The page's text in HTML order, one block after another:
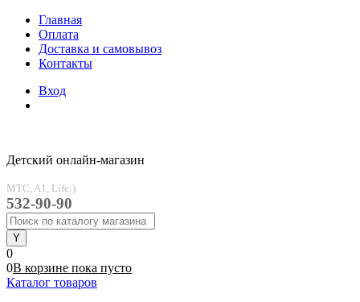
Главная
Оплата
Доставка и самовывоз
Контакты
Вход
Детский онлайн-магазин
MTC, A1, Life:)
532-90-90
0
0В корзине пока пусто
Каталог товаров